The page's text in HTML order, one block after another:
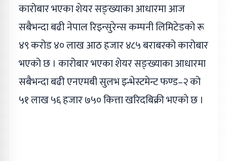
कारोबार भएका शेयर सङ्ख्याका आधारमा आज
सबैभन्दा बढी नेपाल रिइन्सुरेन्स कम्पनी लिमिटेडको रू
४९ करोड ४० लाख आठ हजार ४८५ बराबरको कारोबार
भएको छ । कारोबार भएका शेयर सङ्ख्याका आधारमा
सबैभन्दा बढी एनएमबी सुलभ इन्भेस्टमेन्ट फण्ड–२ को
५१ लाख ५६ हजार ७५० कित्ता खरिदबिक्री भएको छ ।